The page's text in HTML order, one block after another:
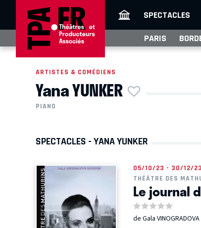
SPECTACLES
PARIS
ARTISTES & COMÉDIENS
Yana YUNKER
PIANO
SPECTACLES - YANA YUNKER
05/10/23 - 30/12/23
THÉÂTRE DES
Le journal
de Gala